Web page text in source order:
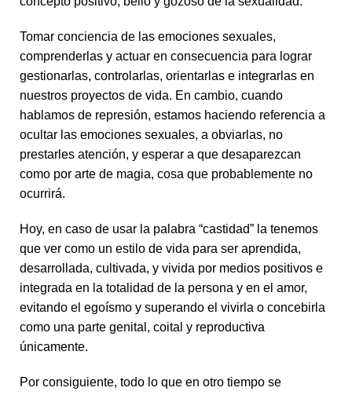
Tomar conciencia de las emociones sexuales,
comprenderlas y actuar en consecuencia para lograr
gestionarlas, controlarlas, orientarlas e integrarlas en
nuestros proyectos de vida. En cambio, cuando
hablamos de represión, estamos haciendo referencia a
ocultar las emociones sexuales, a obviarlas, no
prestarles atención, y esperar a que desaparezcan
como por arte de magia, cosa que probablemente no
ocurrirá.
Hoy, en caso de usar la palabra “castidad” la tenemos
que ver como un estilo de vida para ser aprendida,
desarrollada, cultivada, y vivida por medios positivos e
integrada en la totalidad de la persona y en el amor,
evitando el egoísmo y superando el vivirla o concebirla
como una parte genital, coital y reproductiva
únicamente.
Por consiguiente, todo lo que en otro tiempo se